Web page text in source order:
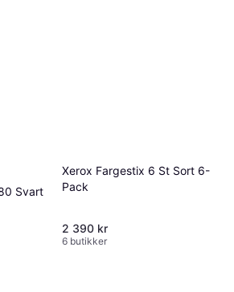
Svart
Xerox Fargestix 6 St Sort 6-
Pack
2 390 kr
6 butikker